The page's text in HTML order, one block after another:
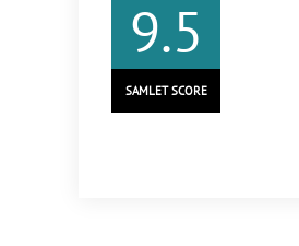
9.5
SAMLET SCORE